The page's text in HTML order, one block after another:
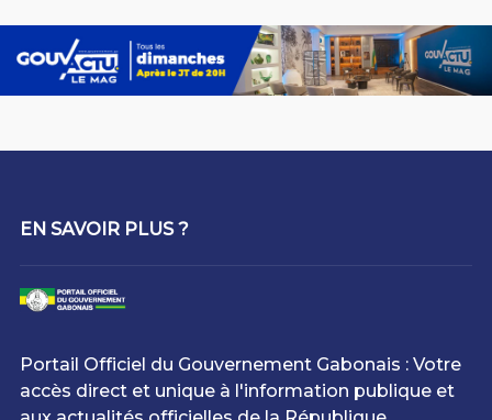
EN SAVOIR PLUS ?
Portail Officiel du Gouvernement Gabonais : Votre
accès direct et unique à l'information publique et